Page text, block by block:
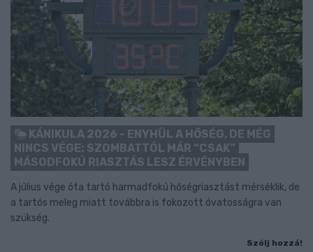
KÁNIKULA 2026 - ENYHÜL A HŐSÉG, DE MÉG
NINCS VÉGE: SZOMBATTÓL MÁR “CSAK”
MÁSODFOKÚ RIASZTÁS LESZ ÉRVÉNYBEN
A július vége óta tartó harmadfokú hőségriasztást mérséklik, de
a tartós meleg miatt továbbra is fokozott óvatosságra van
szükség.
Szólj hozzá!